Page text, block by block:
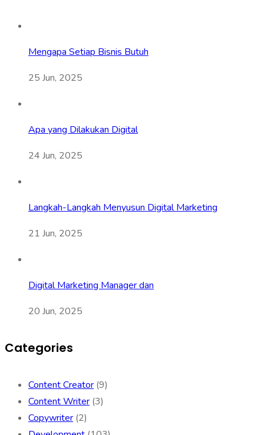
Mengapa Setiap Bisnis Butuh
25 Jun, 2025
Apa yang Dilakukan Digital
24 Jun, 2025
Langkah-Langkah Menyusun Digital Marketing
21 Jun, 2025
Digital Marketing Manager dan
20 Jun, 2025
Categories
Content Creator (9)
Content Writer (3)
Copywriter (2)